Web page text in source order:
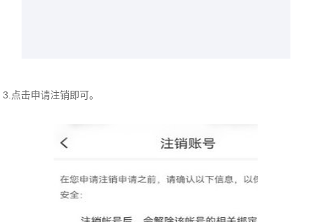
3.点击申请注销即可。